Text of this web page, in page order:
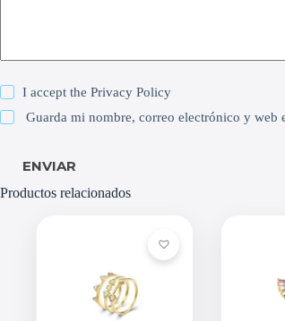
I accept thePrivacy Policy
Guarda mi nombre, correo electrónico y web
ENVIAR
Productos relacionados